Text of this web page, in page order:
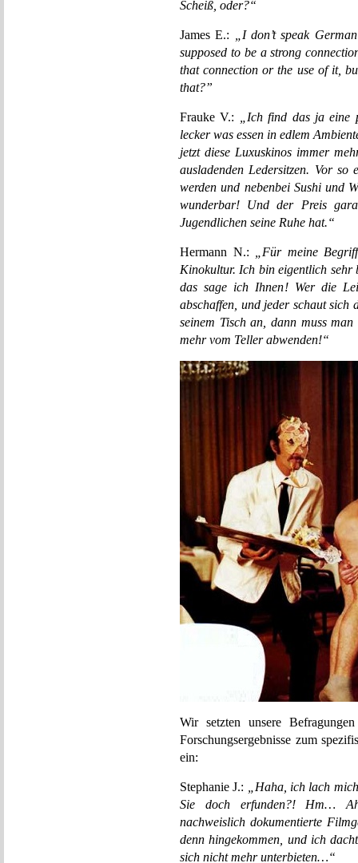
Scheiß, oder?“
James E.:
„I don’t speak
supposed to be a strong
that connection or the use of it,
that?”
Frauke V.:
„Ich find das ja eine
lecker was essen in edlem
jetzt diese Luxuskinos immer
ausladenden Ledersitzen. Vor so
werden und nebenbei Sushi und
wunderbar! Und der Preis
Jugendlichen seine Ruhe hat.“
Hermann N.:
„Für meine
Kinokultur. Ich bin eigentlich sehr
das sage ich Ihnen! Wer die
abschaffen, und jeder schaut
seinem Tisch an, dann muss
mehr vom Teller abwenden!“
Wir setzten unsere
Forschungsergebnisse zum
ein:
Stephanie J.:
„Haha, ich lach
Sie doch erfunden?! Hm…
nachweislich dokumentierte
denn hingekommen, und ich
sich nicht mehr unterbieten…“